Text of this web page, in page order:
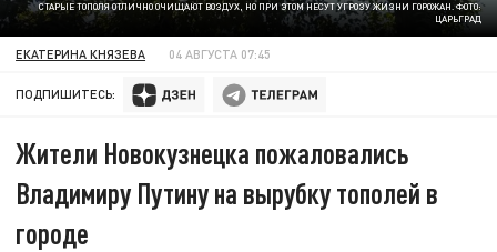
СТАРЫЕ ТОПОЛЯ ОТЛИЧНО ОЧИЩАЮТ ВОЗДУХ, НО ПРИ ЭТОМ НЕСУТ УГРОЗУ ЖИЗНИ ГОРОЖАН. ФОТО:
ЦАРЬГРАД
ЕКАТЕРИНА КНЯЗЕВА 04 АВГУСТА 07:45
ПОДПИШИТЕСЬ:
Жители Новокузнецка пожаловались
Владимиру Путину на вырубку тополей в
городе